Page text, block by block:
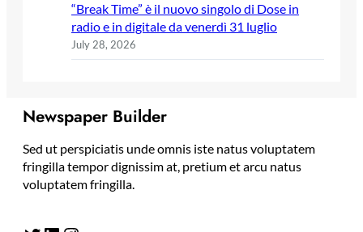
“Break Time” è il nuovo singolo di Dose in
radio e in digitale da venerdì 31 luglio
July 28, 2026
Newspaper Builder
Sed ut perspiciatis unde omnis iste natus voluptatem
fringilla tempor dignissim at, pretium et arcu natus
voluptatem fringilla.